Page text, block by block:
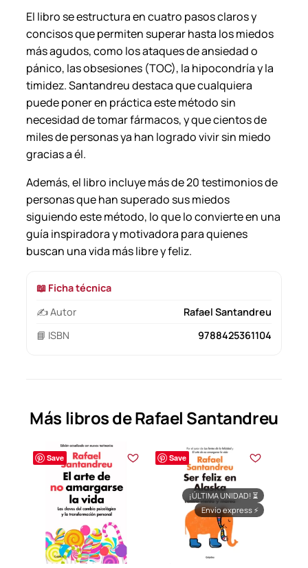
i
d
a
d
El libro se estructura en cuatro pasos claros y
concisos que permiten superar hasta los miedos
más agudos, como los ataques de ansiedad o
pánico, las obsesiones (TOC), la hipocondría y la
timidez. Santandreu destaca que cualquiera
puede poner en práctica este método sin
necesidad de tomar fármacos, y que cientos de
miles de personas ya han logrado vivir sin miedo
gracias a él.
Además, el libro incluye más de 20 testimonios de
personas que han superado sus miedos
siguiendo este método, lo que lo convierte en una
guía inspiradora y motivadora para quienes
buscan una vida más libre y feliz.
📖 Ficha técnica
✍️ Autor
Rafael Santandreu
📘 ISBN
9788425361104
Más libros de Rafael Santandreu
Save Save
¡ÚLTIMA UNIDAD!⏳
Envío express ⚡